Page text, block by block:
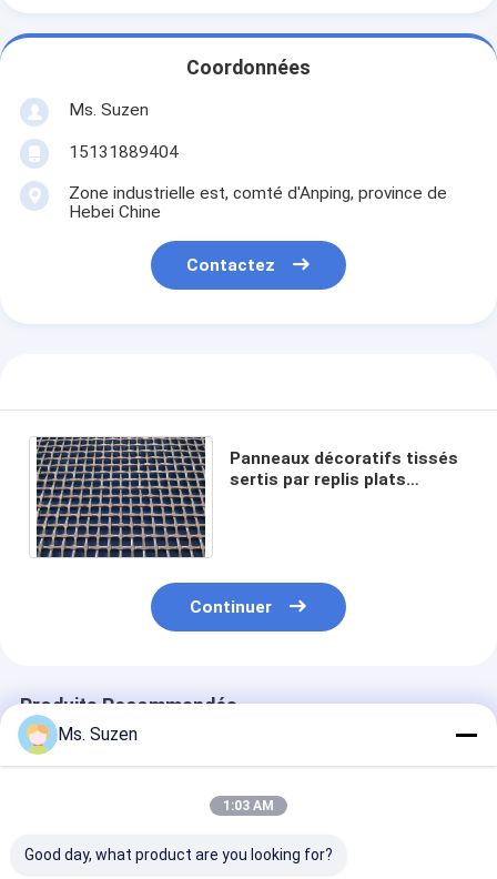
Coordonnées
Ms. Suzen
15131889404
Zone industrielle est, comté d'Anping, province de
Hebei Chine
Contactez
Panneaux décoratifs tissés
sertis par replis plats
Continuer
Produits Recommandés
Ms. Suzen
1:03 AM
Good day, what product are you looking for?